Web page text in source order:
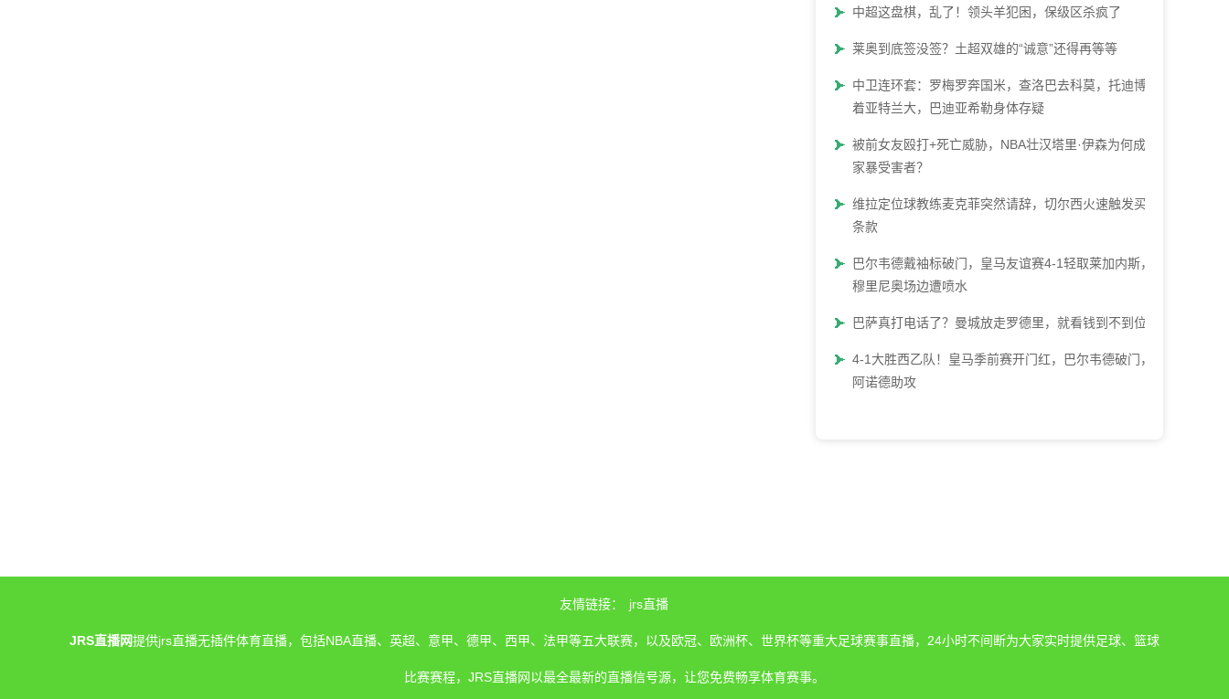
中超这盘棋，乱了！领头羊犯困，保级区杀疯了
莱奥到底签没签？土超双雄的“诚意”还得再等等
中卫连环套：罗梅罗奔国米，查洛巴去科莫，托迪博瞄
着亚特兰大，巴迪亚希勒身体存疑
被前女友殴打+死亡威胁，NBA壮汉塔里·伊森为何成了
家暴受害者？
维拉定位球教练麦克菲突然请辞，切尔西火速触发买断
条款
巴尔韦德戴袖标破门，皇马友谊赛4-1轻取莱加内斯，
穆里尼奥场边遭喷水
巴萨真打电话了？曼城放走罗德里，就看钱到不到位
4-1大胜西乙队！皇马季前赛开门红，巴尔韦德破门，
阿诺德助攻
友情链接： jrs直播
JRS直播网提供jrs直播无插件体育直播，包括NBA直播、英超、意甲、德甲、西甲、法甲等五大联赛，以及欧冠、欧洲杯、世界杯等重大足球赛事直播，24小时不间断为大家实时提供足球、篮球
比赛赛程，JRS直播网以最全最新的直播信号源，让您免费畅享体育赛事。